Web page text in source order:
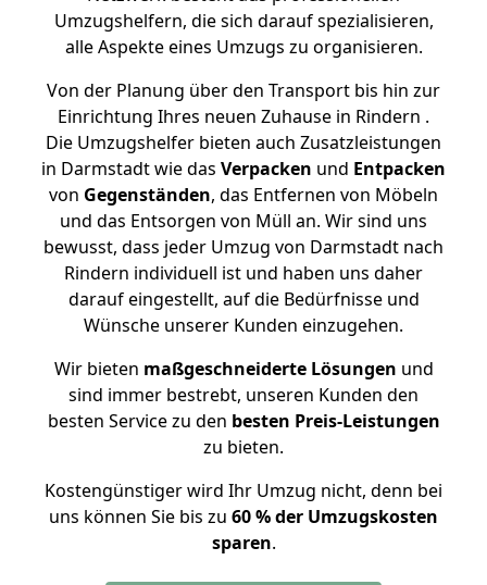
Umzugshelfern, die sich darauf spezialisieren,
alle Aspekte eines Umzugs zu organisieren.
Von der Planung über den Transport bis hin zur
Einrichtung Ihres neuen Zuhause in Rindern .
Die Umzugshelfer bieten auch Zusatzleistungen
in Darmstadt wie das Verpacken und Entpacken
von Gegenständen, das Entfernen von Möbeln
und das Entsorgen von Müll an. Wir sind uns
bewusst, dass jeder Umzug von Darmstadt nach
Rindern individuell ist und haben uns daher
darauf eingestellt, auf die Bedürfnisse und
Wünsche unserer Kunden einzugehen.
Wir bieten maßgeschneiderte Lösungen und
sind immer bestrebt, unseren Kunden den
besten Service zu den besten Preis-Leistungen
zu bieten.
Kostengünstiger wird Ihr Umzug nicht, denn bei
uns können Sie bis zu 60 % der Umzugskosten
sparen.